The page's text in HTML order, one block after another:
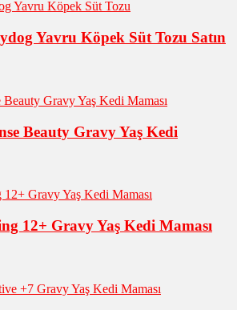
Yavru Köpek Süt Tozu Satın
Beauty Gravy Yaş Kedi
12+ Gravy Yaş Kedi Maması